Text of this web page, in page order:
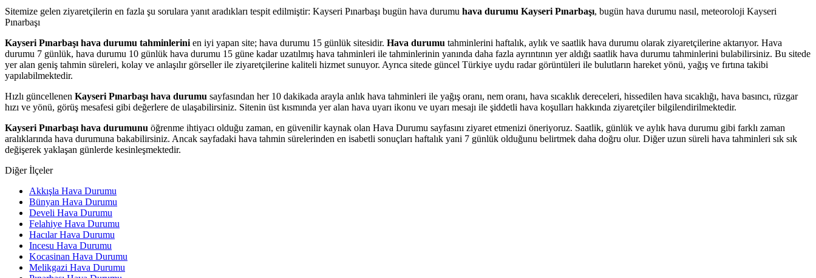
Sitemize gelen ziyaretçilerin en fazla şu sorulara yanıt aradıkları tespit edilmiştir: Kayseri Pınarbaşı bugün hava durumu hava durumu Kayseri Pınarbaşı, bugün hava durumu nasıl, meteoroloji Kayseri
Pınarbaşı
Kayseri Pınarbaşı hava durumu tahminlerini en iyi yapan site; hava durumu 15 günlük sitesidir. Hava durumu tahminlerini haftalık, aylık ve saatlik hava durumu olarak ziyaretçilerine aktarıyor. Hava
durumu 7 günlük, hava durumu 10 günlük hava durumu 15 güne kadar uzatılmış hava tahminleri ile tahminlerinin yanında daha fazla ayrıntının yer aldığı saatlik hava durumu tahminlerini bulabilirsiniz. Bu sitede
yer alan geniş tahmin süreleri, kolay ve anlaşılır görseller ile ziyaretçilerine kaliteli hizmet sunuyor. Ayrıca sitede güncel Türkiye uydu radar görüntüleri ile bulutların hareket yönü, yağış ve fırtına takibi
yapılabilmektedir.
Hızlı güncellenen Kayseri Pınarbaşı hava durumu sayfasından her 10 dakikada arayla anlık hava tahminleri ile yağış oranı, nem oranı, hava sıcaklık dereceleri, hissedilen hava sıcaklığı, hava basıncı, rüzgar
hızı ve yönü, görüş mesafesi gibi değerlere de ulaşabilirsiniz. Sitenin üst kısmında yer alan hava uyarı ikonu ve uyarı mesajı ile şiddetli hava koşulları hakkında ziyaretçiler bilgilendirilmektedir.
Kayseri Pınarbaşı hava durumunu öğrenme ihtiyacı olduğu zaman, en güvenilir kaynak olan Hava Durumu sayfasını ziyaret etmenizi öneriyoruz. Saatlik, günlük ve aylık hava durumu gibi farklı zaman
aralıklarında hava durumuna bakabilirsiniz. Ancak sayfadaki hava tahmin sürelerinden en isabetli sonuçları haftalık yani 7 günlük olduğunu belirtmek daha doğru olur. Diğer uzun süreli hava tahminleri sık sık
değişerek yaklaşan günlerde kesinleşmektedir.
Diğer İlçeler
Akkışla Hava Durumu
Bünyan Hava Durumu
Develi Hava Durumu
Felahiye Hava Durumu
Hacılar Hava Durumu
Incesu Hava Durumu
Kocasinan Hava Durumu
Melikgazi Hava Durumu